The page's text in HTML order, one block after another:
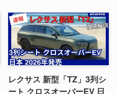
レクサス 新型「TZ」3列シ
ート クロスオーバーEV 日